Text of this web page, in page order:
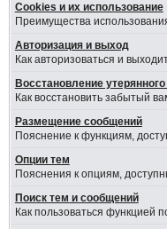
Cookies и их использование
Преимущества
Авторизация и выход
Как авторизоваться и
Восстановление
Как восстановить забытый
Размещение сообщений
Пояснение к функциям,
Опции тем
Пояснения к опциям,
Поиск тем и сообщений
Как пользоваться функцией